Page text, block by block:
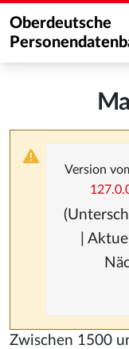
Oberdeutsche
Version
|
Zwischen 1500